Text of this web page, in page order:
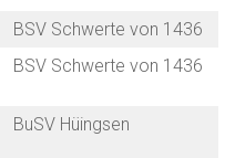
BSV Schwerte von 1436
BSV Schwerte von 1436
BuSV Hüingsen